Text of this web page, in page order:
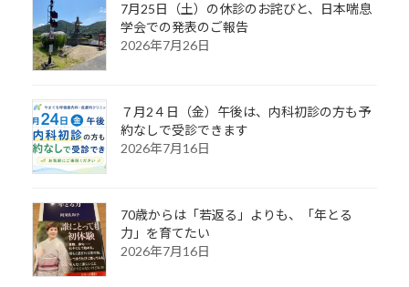
7月25日（土）の休診のお詫びと、日本喘息
学会での発表のご報告
2026年7月26日
７月2４日（金）午後は、内科初診の方も予
約なしで受診できます
2026年7月16日
70歳からは「若返る」よりも、「年とる
力」を育てたい
2026年7月16日